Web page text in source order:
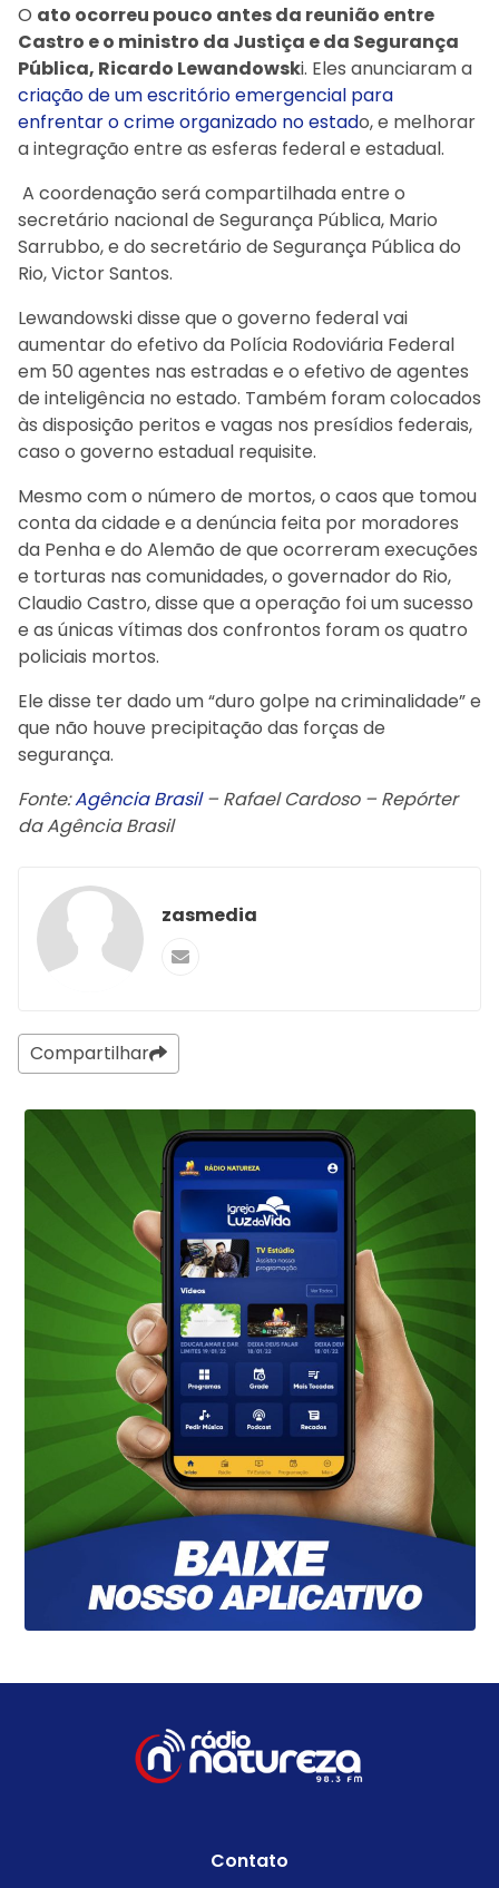
O ato ocorreu pouco antes da reunião entre
Castro e o ministro da Justiça e da Segurança
Pública, Ricardo Lewandowski. Eles anunciaram a
criação de um escritório emergencial para
enfrentar o crime organizado no estado, e melhorar
a integração entre as esferas federal e estadual.
A coordenação será compartilhada entre o
secretário nacional de Segurança Pública, Mario
Sarrubbo, e do secretário de Segurança Pública do
Rio, Victor Santos.
Lewandowski disse que o governo federal vai
aumentar do efetivo da Polícia Rodoviária Federal
em 50 agentes nas estradas e o efetivo de agentes
de inteligência no estado. Também foram colocados
às disposição peritos e vagas nos presídios federais,
caso o governo estadual requisite.
Mesmo com o número de mortos, o caos que tomou
conta da cidade e a denúncia feita por moradores
da Penha e do Alemão de que ocorreram execuções
e torturas nas comunidades, o governador do Rio,
Claudio Castro, disse que a operação foi um sucesso
e as únicas vítimas dos confrontos foram os quatro
policiais mortos.
Ele disse ter dado um “duro golpe na criminalidade” e
que não houve precipitação das forças de
segurança.
Fonte:Agência Brasil– Rafael Cardoso – Repórter
da Agência Brasil
zasmedia
Compartilhar
Contato